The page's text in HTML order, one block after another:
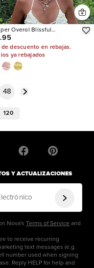
Overol Blissful
Lace
de descuento en rebajas.
ya rebajados
48
120
Y ACTUALIZACIONES
Nova's Terms of Service and
to receive recurring
text messages (e.g.
number used when signing
Reply HELP for help and